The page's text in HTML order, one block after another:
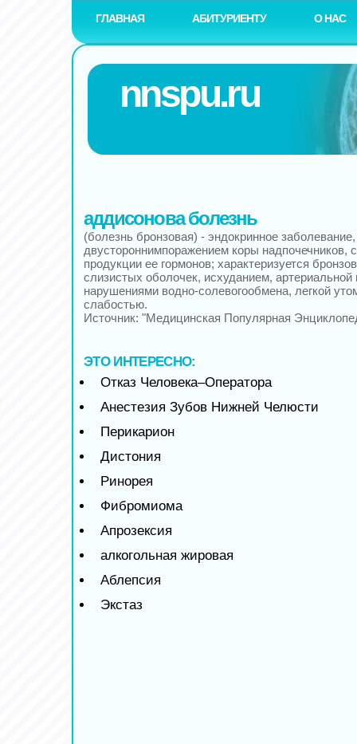
ГЛАВНАЯ АБИТУРИЕНТУ О НАС
nnspu.ru
аддисонова болезнь
(болезнь бронзовая) - эндокринное
двустороннимпоражением коры надпочечников,
продукции ее гормонов; характеризуется
слизистых оболочек, исхуданием, артериальной
нарушениями водно-солевогообмена, легкой
слабостью.
Источник: "Медицинская Популярная
ЭТО ИНТЕРЕСНО:
Отказ Человека–Оператора
Анестезия Зубов Нижней Челюсти
Перикарион
Дистония
Ринорея
Фибромиома
Апрозексия
алкогольная жировая
Аблепсия
Экстаз